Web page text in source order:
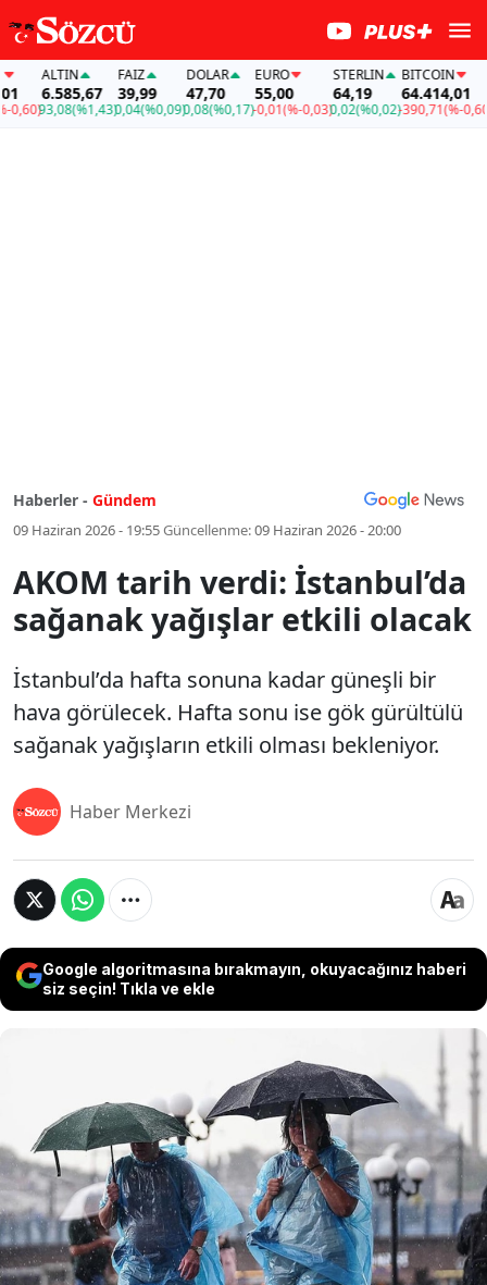
ALTIN
6.585,67
93,08(%1,43)
FAİZ
39,99
0,04(%0,09)
DOLAR
47,70
0,08(%0,17)
EURO
55,00
-0,01(%-0,03)
STERLIN
64,19
0,02(%0,02)
BITCOIN
64.414,01
-390,71(%-0,60)
Haberler - Gündem
09 Haziran 2026 - 19:55Güncellenme:09 Haziran 2026 - 20:00
AKOM tarih verdi: İstanbul’da
sağanak yağışlar etkili olacak
İstanbul’da hafta sonuna kadar güneşli bir
hava görülecek. Hafta sonu ise gök gürültülü
sağanak yağışların etkili olması bekleniyor.
Haber Merkezi
Google algoritmasına bırakmayın, okuyacağınız haberi
siz seçin! Tıkla ve ekle
İstanbul’da hafta sonuna kadar güneşli
bir hava görülecek. Hafta sonu ise gök
gürültülü sağanak yağışların etkili
olması bekleniyor.